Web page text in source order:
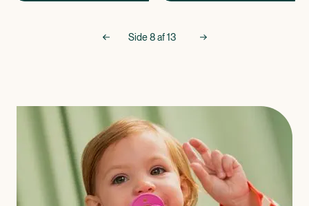
Side8af13